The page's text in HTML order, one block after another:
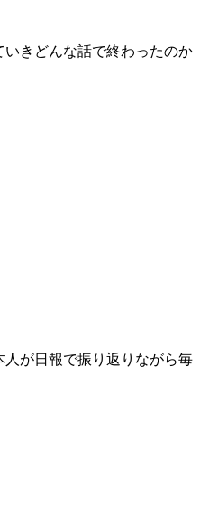
きどんな話で終わったのか
が日報で振り返りながら毎